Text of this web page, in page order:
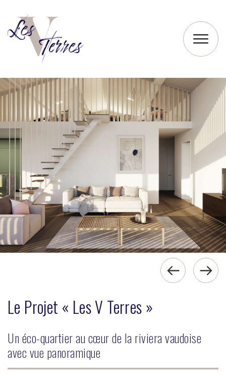
Le Projet « Les V Terres »
Un éco-quartier au cœur de la riviera vaudoise
avec vue panoramique